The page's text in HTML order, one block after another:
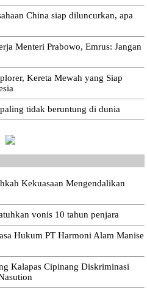
China siap diluncurkan, apa
Menteri Prabowo, Emrus: Jangan
Kereta Mewah yang Siap
tidak beruntung di dunia
Kekuasaan Mengendalikan
vonis 10 tahun penjara
Hukum PT Harmoni Alam Manise
Kalapas Cipinang Diskriminasi